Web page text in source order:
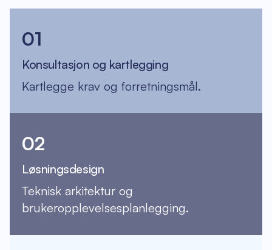
01
Konsultasjon og kartlegging
Kartlegge krav og forretningsmål.
02
Løsningsdesign
Teknisk arkitektur og
brukeropplevelsesplanlegging.